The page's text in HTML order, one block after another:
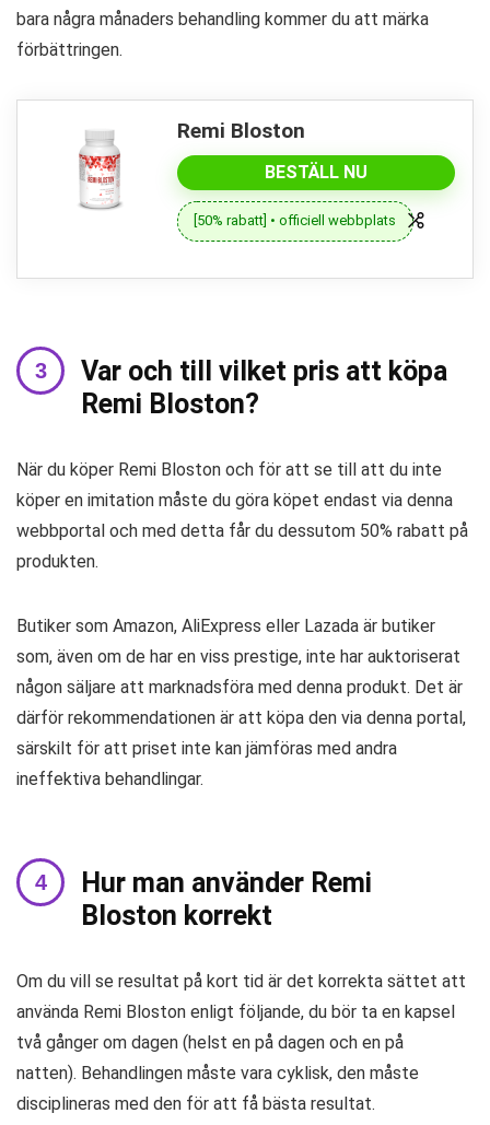
bara några månaders behandling kommer du att märka
förbättringen.
Remi Bloston
BESTÄLL NU
[50% rabatt] • officiell webbplats
Var och till vilket pris att köpa
Remi Bloston?
När du köper Remi Bloston och för att se till att du inte
köper en imitation måste du göra köpet endast via denna
webbportal och med detta får du dessutom 50% rabatt på
produkten.
Butiker som Amazon, AliExpress eller Lazada är butiker
som, även om de har en viss prestige, inte har auktoriserat
någon säljare att marknadsföra med denna produkt. Det är
därför rekommendationen är att köpa den via denna portal,
särskilt för att priset inte kan jämföras med andra
ineffektiva behandlingar.
Hur man använder Remi
Bloston korrekt
Om du vill se resultat på kort tid är det korrekta sättet att
använda Remi Bloston enligt följande, du bör ta en kapsel
två gånger om dagen (helst en på dagen och en på
natten). Behandlingen måste vara cyklisk, den måste
disciplineras med den för att få bästa resultat.